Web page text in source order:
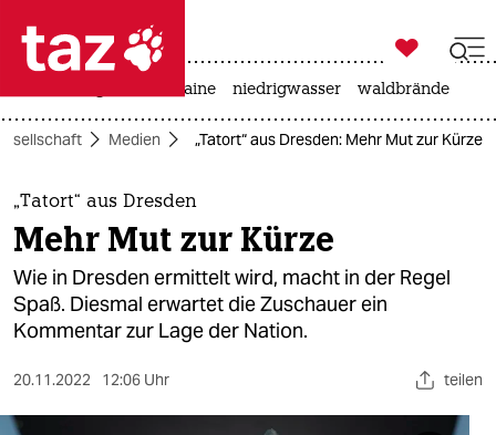
 taz zahl ich
taz zahl ich
themen
politik
öko

taz zahl ich
krieg in der ukraine niedrigwasser waldbrände
Medien „Tatort“ aus Dresden: Mehr Mut zur Kürze
„Tatort“ aus Dresden
Mehr Mut zur Kürze
Wie in Dresden ermittelt wird, macht in der Regel
Spaß. Diesmal erwartet die Zuschauer ein
Kommentar zur Lage der Nation.
20.11.2022 12:06 Uhr teilen